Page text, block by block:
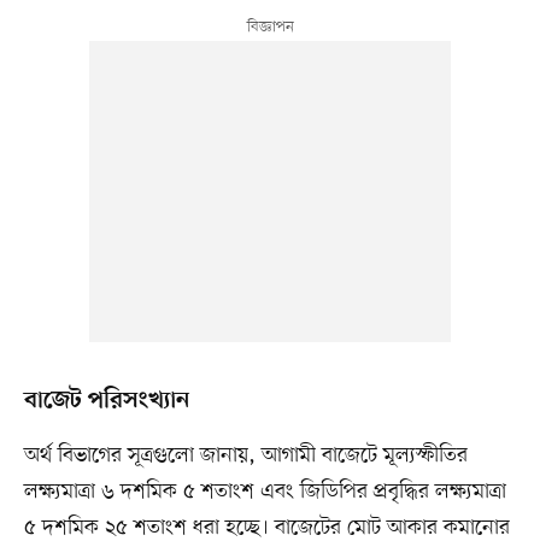
বাজেট পরিসংখ্যান
অর্থ বিভাগের সূত্রগুলো জানায়, আগামী বাজেটে মূল্যস্ফীতির
লক্ষ্যমাত্রা ৬ দশমিক ৫ শতাংশ এবং জিডিপির প্রবৃদ্ধির লক্ষ্যমাত্রা
৫ দশমিক ২৫ শতাংশ ধরা হচ্ছে। বাজেটের মোট আকার কমানোর